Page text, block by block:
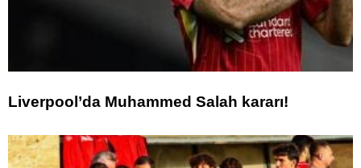
Liverpool’da Muhammed Salah kararı!